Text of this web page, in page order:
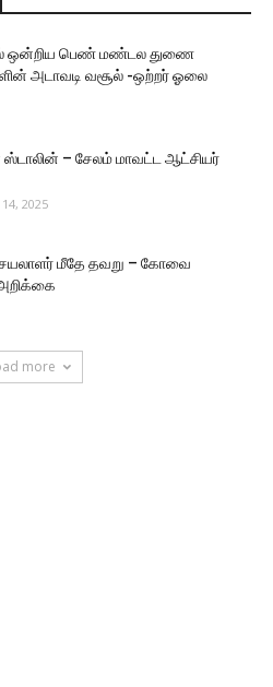
ஒன்றிய பெண் மண்டல துணை
அடாவடி வசூல் -ஒற்றர் ஓலை
– சேலம் மாவட்ட ஆட்சியர்
2025
மீதே தவறு – கோவை
more